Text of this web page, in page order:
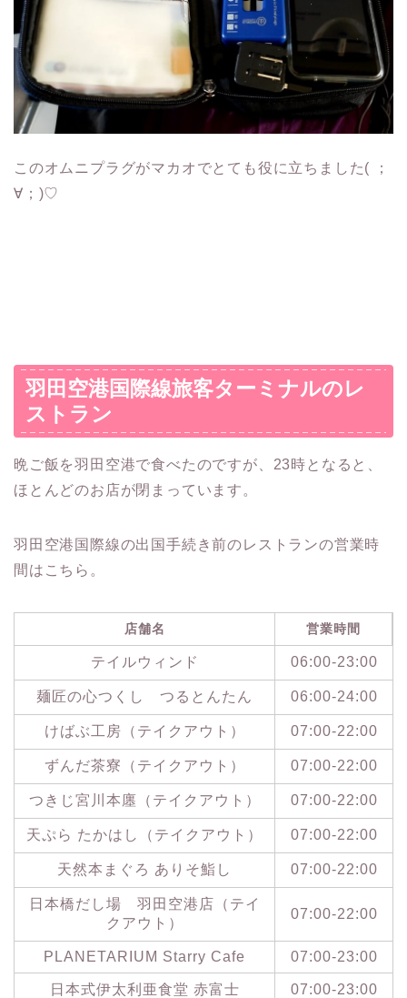
このオムニプラグがマカオでとても役に立ちました( ；
∀；)♡
羽田空港国際線旅客ターミナルのレ
ストラン
晩ご飯を羽田空港で食べたのですが、23時となると、
ほとんどのお店が閉まっています。
羽田空港国際線の出国手続き前のレストランの営業時
間はこちら。
店舗名 営業時間
テイルウィンド 06:00-23:00
麺匠の心つくし つるとんたん 06:00-24:00
けばぶ工房（テイクアウト） 07:00-22:00
ずんだ茶寮（テイクアウト） 07:00-22:00
つきじ宮川本廛（テイクアウト） 07:00-22:00
天ぷら たかはし（テイクアウト） 07:00-22:00
天然本まぐろ ありそ鮨し 07:00-22:00
日本橋だし場 羽田空港店（テイ
クアウト）
07:00-22:00
PLANETARIUM Starry Cafe 07:00-23:00
日本式伊太利亜食堂 赤富士 07:00-23:00